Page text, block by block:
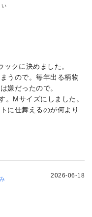
い
クに決めました。
うので。毎年出る柄物
嫌だったので。
。Мサイズにしました。
に仕舞えるのが何より
2026-06-18